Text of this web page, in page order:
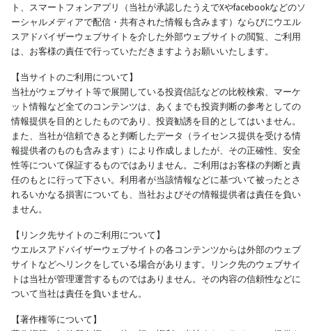
ト、スマートフォンアプリ（当社が承認したうえでXやfacebookなどのソ
ーシャルメディアで配信・共有された情報も含みます）ならびにウエル
スアドバイザーウェブサイトを介した外部ウェブサイトの閲覧、ご利用
は、お客様の責任で行っていただきますようお願いいたします。
【当サイトのご利用について】
当社がウェブサイト等で展開している投資信託などの比較検索、マーケ
ット情報など全てのコンテンツは、あくまでも投資判断の参考としての
情報提供を目的としたものであり、投資勧誘を目的としてはいません。
また、当社が信頼できると判断したデータ（ライセンス提供を受ける情
報提供者のものも含みます）により作成しましたが、その正確性、安全
性等について保証するものではありません。ご利用はお客様の判断と責
任のもとに行って下さい。利用者が当該情報などに基づいて被ったとさ
れるいかなる損害についても、当社およびその情報提供者は責任を負い
ません。
【リンク先サイトのご利用について】
ウエルスアドバイザーウェブサイトの各コンテンツからは外部のウェブ
サイトなどへリンクをしている場合があります。リンク先のウェブサイ
トは当社が管理運営するものではありません。その内容の信頼性などに
ついて当社は責任を負いません。
【著作権等について】